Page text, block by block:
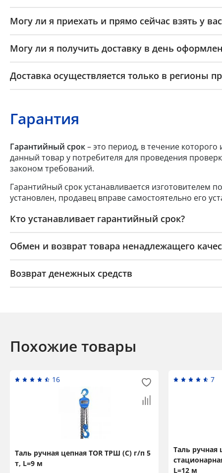
Могу ли я приехать и прямо сейчас взять у
Могу ли я получить доставку в день
Доставка осуществляется только в регионы
Гарантия
Гарантийный срок– это период, в течение которого
данный товар у потребителя для проведения
законом требований.
Гарантийный срок устанавливается изготовителем
установлен, продавец вправе самостоятельно его
Кто устанавливает гарантийный срок?
Обмен и возврат товара ненадлежащего
Возврат денежных средств
Похожие товары
16
Таль ручная цепная TOR ТРШ (С) г/п 5
т, L=9 м
7
Таль ручная
L=12 м